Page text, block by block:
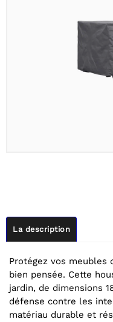
La description
Protégez vos meubles
bien pensée. Cette
jardin, de dimensions
défense contre les
matériau durable et